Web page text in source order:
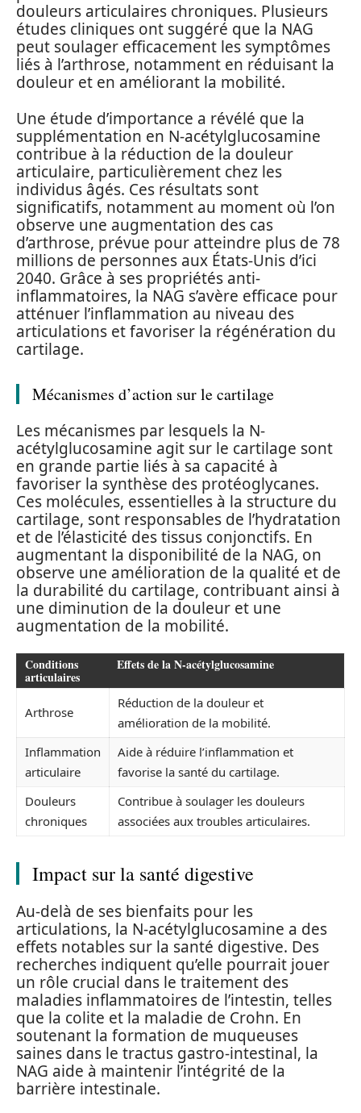
douleurs articulaires chroniques. Plusieurs
études cliniques ont suggéré que la NAG
peut soulager efficacement les symptômes
liés à l’arthrose, notamment en réduisant la
douleur et en améliorant la mobilité.
Une étude d’importance a révélé que la
supplémentation en N-acétylglucosamine
contribue à la réduction de la douleur
articulaire, particulièrement chez les
individus âgés. Ces résultats sont
significatifs, notamment au moment où l’on
observe une augmentation des cas
d’arthrose, prévue pour atteindre plus de 78
millions de personnes aux États-Unis d’ici
2040. Grâce à ses propriétés anti-
inflammatoires, la NAG s’avère efficace pour
atténuer l’inflammation au niveau des
articulations et favoriser la régénération du
cartilage.
Mécanismes d’action sur le cartilage
Les mécanismes par lesquels la N-
acétylglucosamine agit sur le cartilage sont
en grande partie liés à sa capacité à
favoriser la synthèse des protéoglycanes.
Ces molécules, essentielles à la structure du
cartilage, sont responsables de l’hydratation
et de l’élasticité des tissus conjonctifs. En
augmentant la disponibilité de la NAG, on
observe une amélioration de la qualité et de
la durabilité du cartilage, contribuant ainsi à
une diminution de la douleur et une
augmentation de la mobilité.
Conditions
articulaires
Effets de la N-acétylglucosamine
Arthrose
Réduction de la douleur et
amélioration de la mobilité.
Inflammation
articulaire
Aide à réduire l’inflammation et
favorise la santé du cartilage.
Douleurs
chroniques
Contribue à soulager les douleurs
associées aux troubles articulaires.
Impact sur la santé digestive
Au-delà de ses bienfaits pour les
articulations, la N-acétylglucosamine a des
effets notables sur la santé digestive. Des
recherches indiquent qu’elle pourrait jouer
un rôle crucial dans le traitement des
maladies inflammatoires de l’intestin, telles
que la colite et la maladie de Crohn. En
soutenant la formation de muqueuses
saines dans le tractus gastro-intestinal, la
NAG aide à maintenir l’intégrité de la
barrière intestinale.